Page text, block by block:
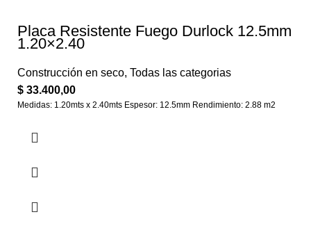
Placa Resistente Fuego Durlock 12.5mm
1.20×2.40
Construcción en seco, Todas las categorias
$ 33.400,00
Medidas: 1.20mts x 2.40mts Espesor: 12.5mm Rendimiento: 2.88 m2